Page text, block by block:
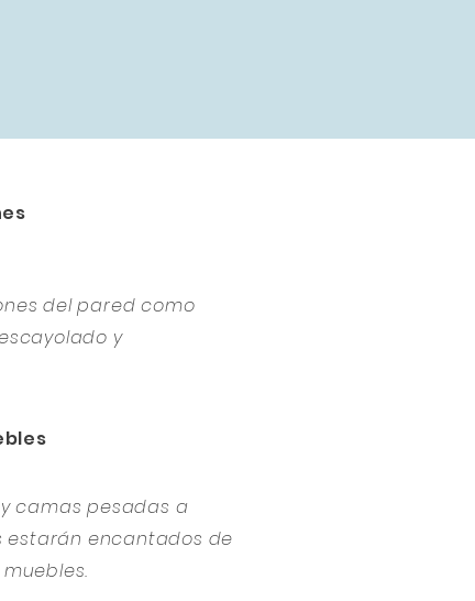
del pared como
y
camas pesadas a
estarán encantados de